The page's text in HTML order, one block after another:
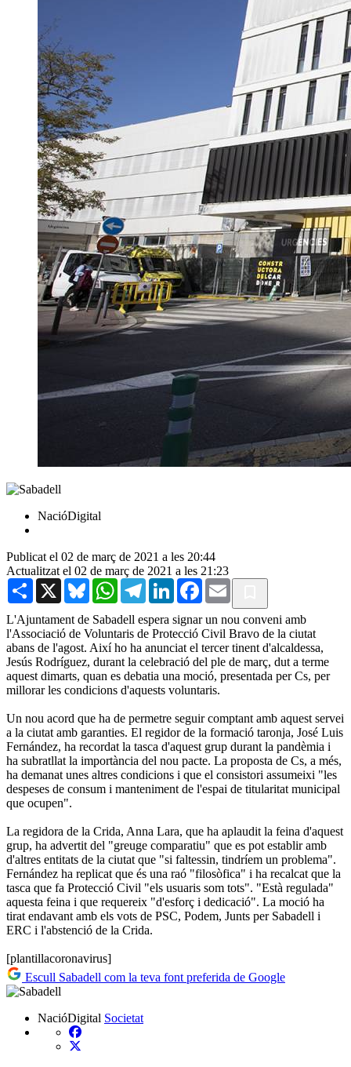
NacióDigital
Publicat el 02 de març de 2021 a les 20:44
Actualitzat el 02 de març de 2021 a les 21:23
Share X BlueskyWhatsAppTelegramLinkedInFacebook
Email
L'Ajuntament de Sabadell espera signar un nou conveni amb
l'Associació de Voluntaris de Protecció Civil Bravo de la ciutat
abans de l'agost. Així ho ha anunciat el tercer tinent d'alcaldessa,
Jesús Rodríguez, durant la celebració del ple de març, dut a terme
aquest dimarts, quan es debatia una moció, presentada per Cs, per
millorar les condicions d'aquests voluntaris.
Un nou acord que ha de permetre seguir comptant amb aquest servei
a la ciutat amb garanties. El regidor de la formació taronja, José Luis
Fernández, ha recordat la tasca d'aquest grup durant la pandèmia i
ha subratllat la importància del nou pacte. La proposta de Cs, a més,
ha demanat unes altres condicions i que el consistori assumeixi "les
despeses de consum i manteniment de l'espai de titularitat municipal
que ocupen".
La regidora de la Crida, Anna Lara, que ha aplaudit la feina d'aquest
grup, ha advertit del "greuge comparatiu" que es pot establir amb
d'altres entitats de la ciutat que "si faltessin, tindríem un problema".
Fernández ha replicat que és una raó "filosòfica" i ha recalcat que la
tasca que fa Protecció Civil "els usuaris som tots". "Està regulada"
aquesta feina i que requereix "d'esforç i dedicació". La moció ha
tirat endavant amb els vots de PSC, Podem, Junts per Sabadell i
ERC i l'abstenció de la Crida.
[plantillacoronavirus]
Escull Sabadell com la teva font preferida de Google
NacióDigital Societat